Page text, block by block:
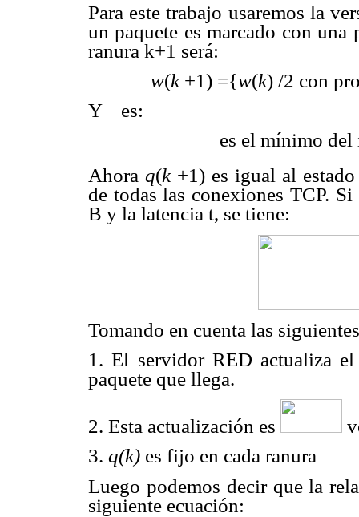
Para este trabajo usaremos la
un paquete es marcado con
ranura k+1 será:
w(k +1) ={w(k) /2 con
Y
es:
es el mínimo
Ahoraq(k +1) es igual al
de todas las conexiones TCP.
B y la latencia t, se tiene:
Tomando en cuenta las
1. El servidor RED actualiza
paquete que llega.
2. Esta actualización es
3. q(k) es fijo en cada ranura
Luego podemos decir que la
siguiente ecuación: